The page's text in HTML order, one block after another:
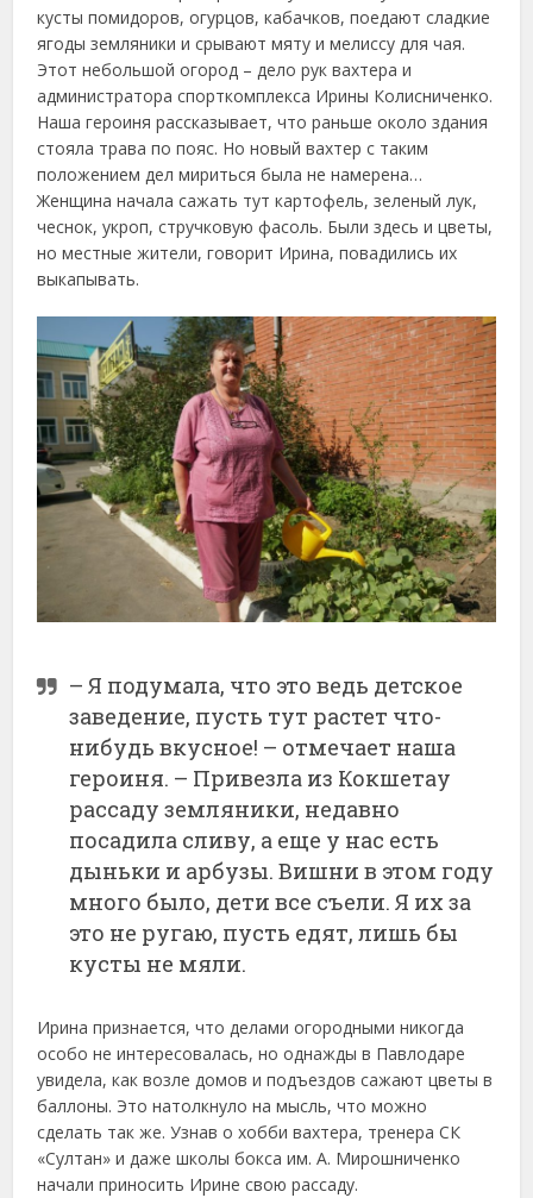
кусты помидоров, огурцов, кабачков, поедают сладкие
ягоды земляники и срывают мяту и мелиссу для чая.
Этот небольшой огород – дело рук вахтера и
администратора спорткомплекса Ирины Колисниченко.
Наша героиня рассказывает, что раньше около здания
стояла трава по пояс. Но новый вахтер с таким
положением дел мириться была не намерена…
Женщина начала сажать тут картофель, зеленый лук,
чеснок, укроп, стручковую фасоль. Были здесь и цветы,
но местные жители, говорит Ирина, повадились их
выкапывать.
– Я подумала, что это ведь детское
заведение, пусть тут растет что-
нибудь вкусное! – отмечает наша
героиня. – Привезла из Кокшетау
рассаду земляники, недавно
посадила сливу, а еще у нас есть
дыньки и арбузы. Вишни в этом году
много было, дети все съели. Я их за
это не ругаю, пусть едят, лишь бы
кусты не мяли.
Ирина признается, что делами огородными никогда
особо не интересовалась, но однажды в Павлодаре
увидела, как возле домов и подъездов сажают цветы в
баллоны. Это натолкнуло на мысль, что можно
сделать так же. Узнав о хобби вахтера, тренера СК
«Султан» и даже школы бокса им. А. Мирошниченко
начали приносить Ирине свою рассаду.